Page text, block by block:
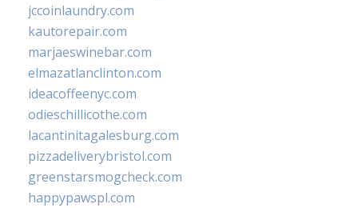
jccoinlaundry.com
kautorepair.com
marjaeswinebar.com
elmazatlanclinton.com
ideacoffeenyc.com
odieschillicothe.com
lacantinitagalesburg.com
pizzadeliverybristol.com
greenstarsmogcheck.com
happypawspl.com